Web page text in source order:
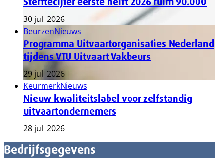
30 juli 2026
BeurzenNieuws
Programma Uitvaartorganisaties Nederland
tijdens VTU Uitvaart Vakbeurs
29 juli 2026
KeurmerkNieuws
Nieuw kwaliteitslabel voor zelfstandig
uitvaartondernemers
28 juli 2026
Bedrijfsgegevens